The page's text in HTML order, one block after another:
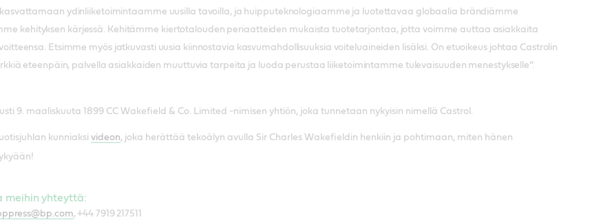
ydinliiketoimintaamme uusilla tavoilla, ja huipputeknologiaamme ja luotettavaa globaalia brändiämme
kehityksen kärjessä. Kehitämme kiertotalouden periaatteiden mukaista tuotetarjontaa, jotta voimme auttaa asiakkaita
Etsimme myös jatkuvasti uusia kiinnostavia kasvumahdollisuuksia voiteluaineiden lisäksi. On etuoikeus johtaa Castrolin
eteenpäin, palvella asiakkaiden muuttuvia tarpeita ja luoda perustaa liiketoimintamme tulevaisuuden menestykselle”.
9. maaliskuuta 1899 CC Wakefield & Co. Limited -nimisen yhtiön, joka tunnetaan nykyisin nimellä Castrol.
kunniaksi videon, joka herättää tekoälyn avulla Sir Charles Wakefieldin henkiin ja pohtimaan, miten hänen
meihin yhteyttä:
, +44 7919 217511